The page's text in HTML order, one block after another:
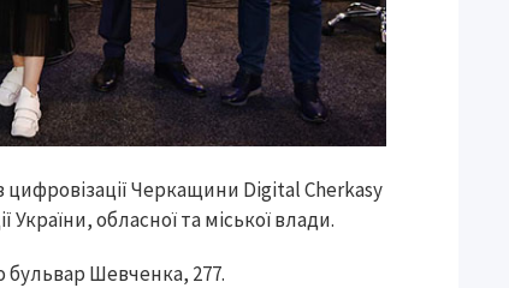
цифровізації Черкащини Digital Cherkasy
обласної та міської влади.
бульвар Шевченка, 277.